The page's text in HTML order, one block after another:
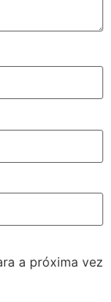
a próxima vez